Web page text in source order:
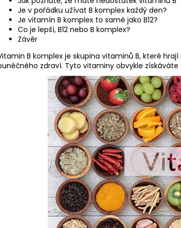
Je v pořádku užívat B komplex každý den?
Je vitamín B komplex to samé jako B12?
Co je lepší, B12 nebo B komplex?
Závěr
B komplex je skupina vitaminů B, které
zdraví. Tyto vitaminy obvykle získáváte